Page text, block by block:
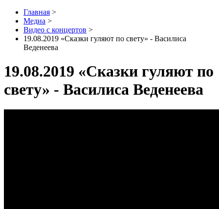
Главная >
Медиа >
Видео с концертов >
19.08.2019 «Сказки гуляют по свету» - Василиса
Веденеева
19.08.2019 «Сказки гуляют по
свету» - Василиса Веденеева